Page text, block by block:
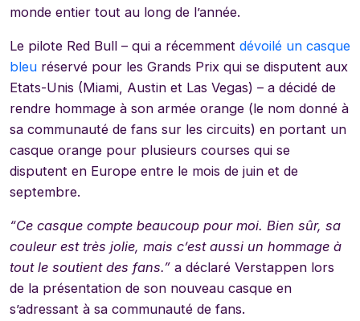
monde entier tout au long de l’année.
Le pilote Red Bull – qui a récemment dévoilé un casque
bleu réservé pour les Grands Prix qui se disputent aux
Etats-Unis (Miami, Austin et Las Vegas) – a décidé de
rendre hommage à son armée orange (le nom donné à
sa communauté de fans sur les circuits) en portant un
casque orange pour plusieurs courses qui se
disputent en Europe entre le mois de juin et de
septembre.
“Ce casque compte beaucoup pour moi. Bien sûr, sa
couleur est très jolie, mais c’est aussi un hommage à
tout le soutient des fans.” a déclaré Verstappen lors
de la présentation de son nouveau casque en
s’adressant à sa communauté de fans.